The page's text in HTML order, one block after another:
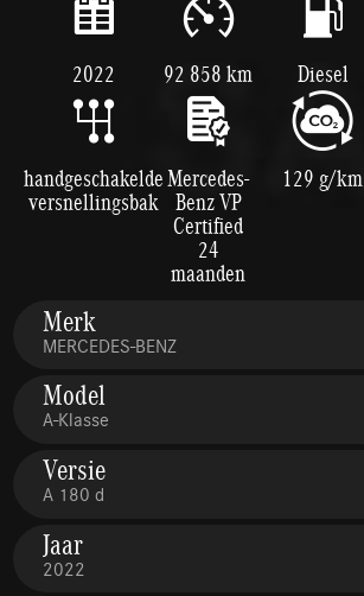
2022 92 858 km Diesel
handgeschakelde
versnellingsbak
Mercedes-
Benz VP
Certified
24
maanden
129 g/km
Merk
MERCEDES-BENZ
Model
A-Klasse
Versie
A 180 d
Jaar
2022